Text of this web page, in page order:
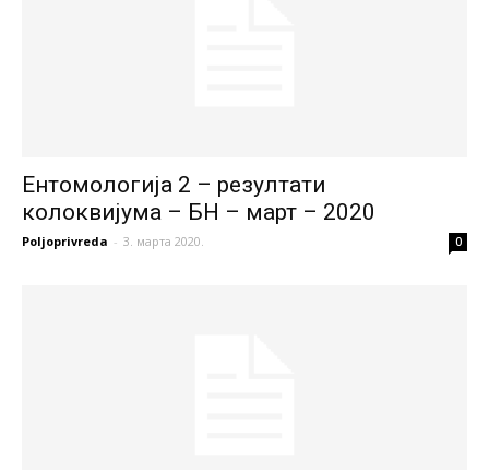
Ентомологија 2 – резултати
колоквијума – БН – март – 2020
Poljoprivreda - 3. марта 2020. 0